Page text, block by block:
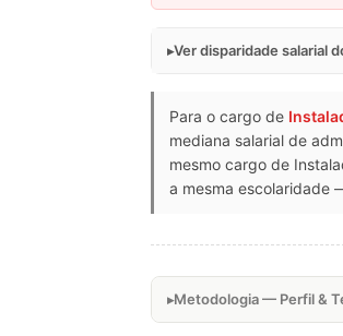
Ver disparidade salarial
Para o cargo de
mediana salarial de
mesmo cargo de
a mesma escolaridade
Metodologia — Perfil &